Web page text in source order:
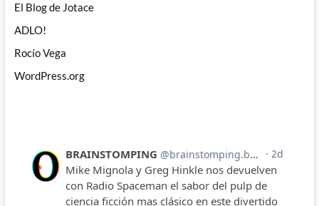
El Blog de Jotace
ADLO!
Rocío Vega
WordPress.org